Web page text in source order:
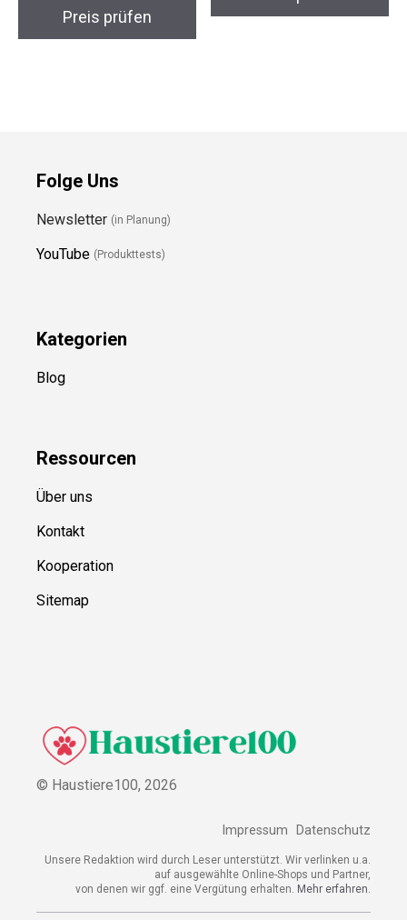
Preis prüfen
Folge Uns
Newsletter (in Planung)
YouTube (Produkttests)
Kategorien
Blog
Ressourcen
Über uns
Kontakt
Kooperation
Sitemap
© Haustiere100, 2026
Impressum Datenschutz
Unsere Redaktion wird durch Leser unterstützt. Wir verlinken u.a.
auf ausgewählte Online-Shops und Partner,
von denen wir ggf. eine Vergütung erhalten. Mehr erfahren.